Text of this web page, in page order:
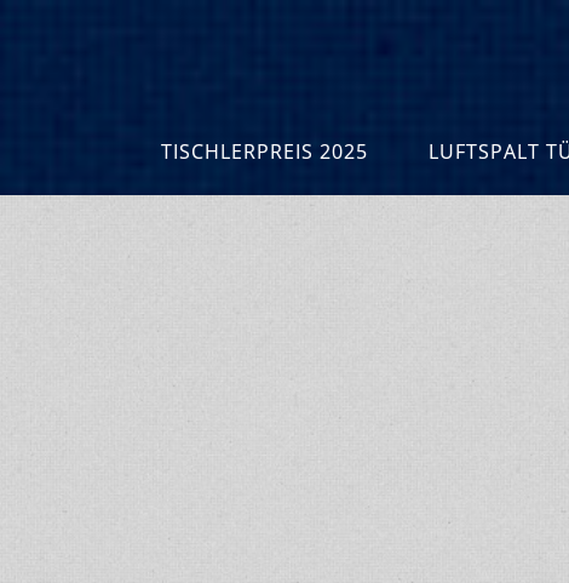
TISCHLERPREIS 2025 LUFTSPALT